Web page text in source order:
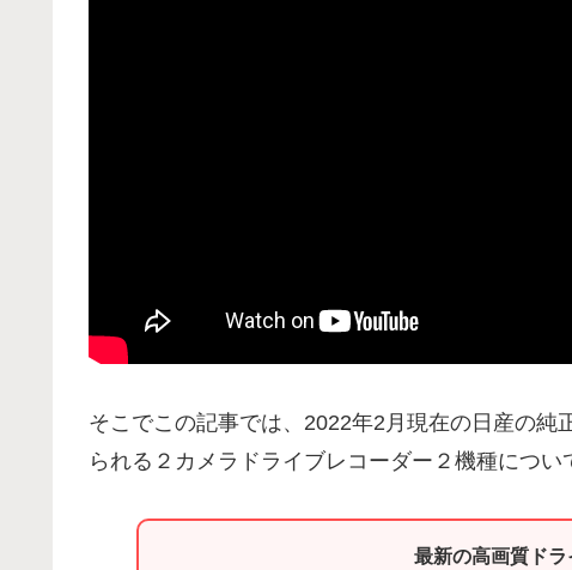
そこでこの記事では、2022年2月現在の日産の純
られる２カメラドライブレコーダー２機種につい
最新の高画質ド